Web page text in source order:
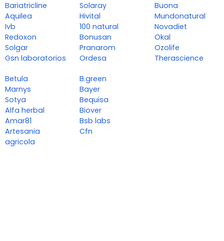
Bariatricline
Aquilea
Ivb
Redoxon
Solgar
Gsn laboratorios
Solaray
Hivital
100 natural
Bonusan
Pranarom
Ordesa
Buona
Mundonatural
Novadiet
Okal
Ozolife
Therascience
Betula
Marnys
Sotya
Alfa herbal
Amar81
Artesania
agricola
B.green
Bayer
Bequisa
Biover
Bsb labs
Cfn